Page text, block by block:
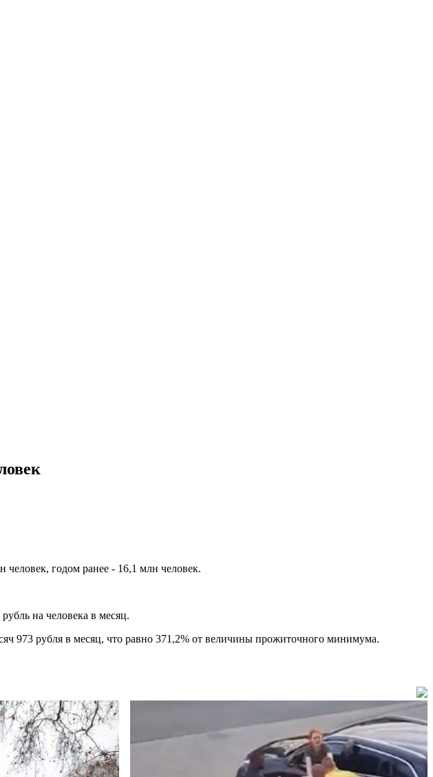
годом ранее - 16,1 млн человек.
на человека в месяц.
973 рубля в месяц, что равно 371,2% от величины прожиточного минимума.